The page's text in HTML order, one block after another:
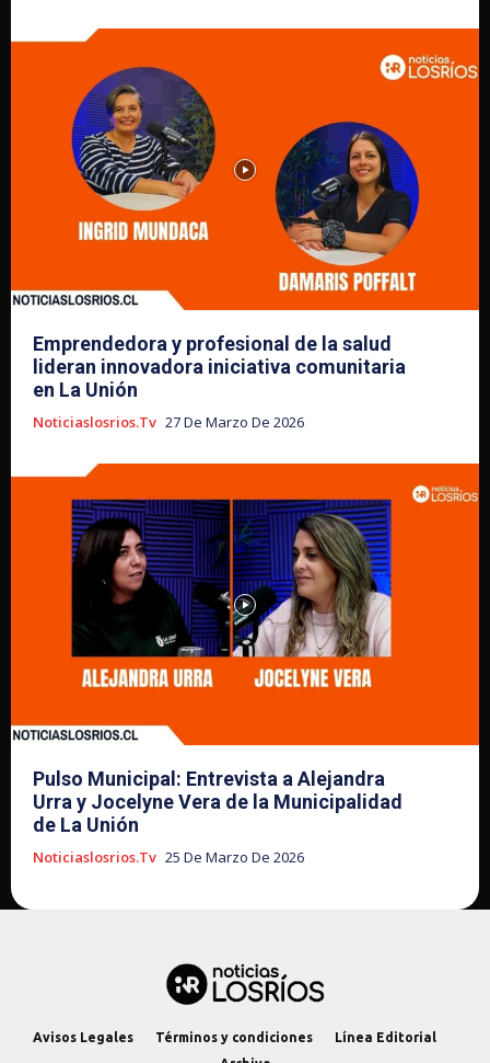
Emprendedora y profesional de la salud
lideran innovadora iniciativa comunitaria
en La Unión
Noticiaslosrios.tv 27 De Marzo De 2026
Pulso Municipal: Entrevista a Alejandra
Urra y Jocelyne Vera de la Municipalidad
de La Unión
Noticiaslosrios.tv 25 De Marzo De 2026
Avisos Legales Términos y condiciones
Línea Editorial